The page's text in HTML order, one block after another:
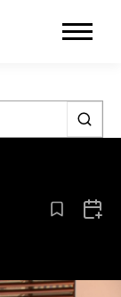
Aus den